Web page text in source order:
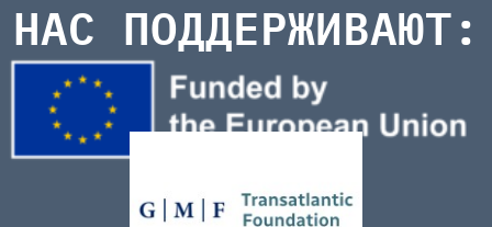
НАС ПОДДЕРЖИВАЮТ: